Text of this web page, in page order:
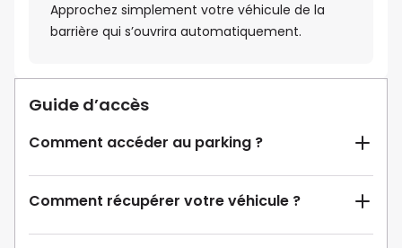
Approchez simplement votre véhicule de la
barrière qui s’ouvrira automatiquement.
Guide d’accès
Comment accéder au parking ?
Comment récupérer votre véhicule ?